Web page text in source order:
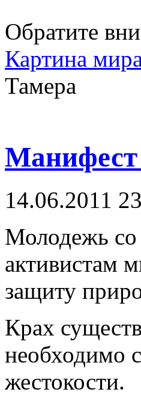
Обратите
Картина
Тамера
Манифест
14.06.2011
Молодежь со
активистам
защиту
Крах
необходимо
жестокости.